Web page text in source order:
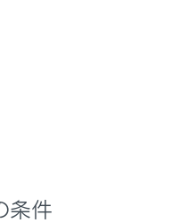
条件